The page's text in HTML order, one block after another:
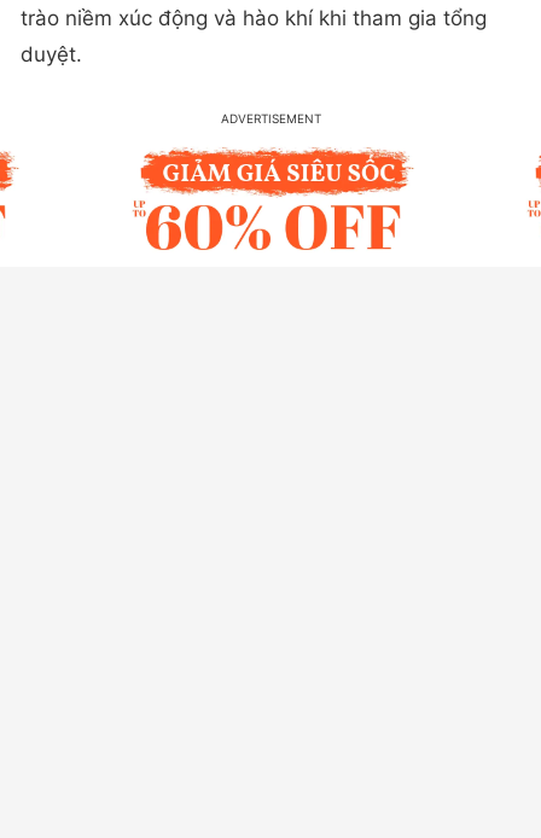
trào niềm xúc động và hào khí khi tham gia tổng
duyệt.